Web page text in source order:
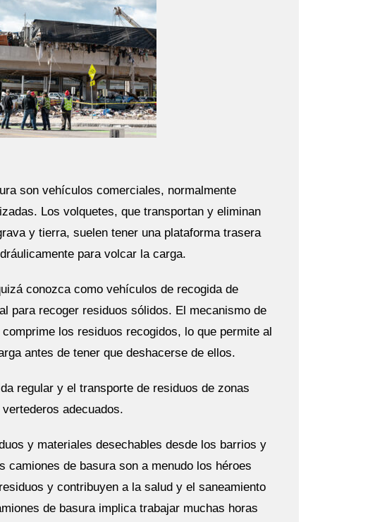
son vehículos comerciales, normalmente
Los volquetes, que transportan y eliminan
y tierra, suelen tener una plataforma trasera
para volcar la carga.
conozca como vehículos de recogida de
para recoger residuos sólidos. El mecanismo de
los residuos recogidos, lo que permite al
antes de tener que deshacerse de ellos.
regular y el transporte de residuos de zonas
adecuados.
y materiales desechables desde los barrios y
camiones de basura son a menudo los héroes
y contribuyen a la salud y el saneamiento
de basura implica trabajar muchas horas